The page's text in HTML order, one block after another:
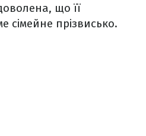
що її
сімейне прізвисько.